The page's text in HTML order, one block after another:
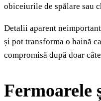
obiceiurile de spălare sau
Detalii aparent
și pot transforma o haină
compromisă după doar
Fermoarele